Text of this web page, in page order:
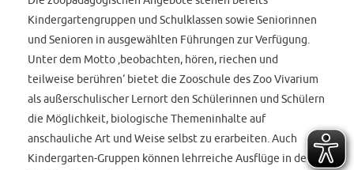
Kindergartengruppen und Schulklassen sowie Seniorinnen
und Senioren in ausgewählten Führungen zur Verfügung.
Unter dem Motto ‚beobachten, hören, riechen und
teilweise berühren‘ bietet die Zooschule des Zoo Vivarium
als außerschulischer Lernort den Schülerinnen und Schülern
die Möglichkeit, biologische Themeninhalte auf
anschauliche Art und Weise selbst zu erarbeiten. Auch
Kindergarten-Gruppen können lehrreiche Ausflüge in den